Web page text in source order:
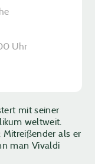
mit seiner
weltweit.
als er
man Vivaldi
Uhr